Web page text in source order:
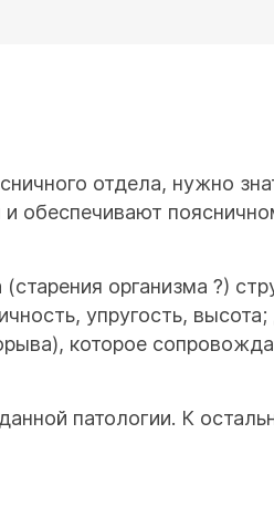
отдела, нужно
организма ?)
упругость,
которое
патологии. К